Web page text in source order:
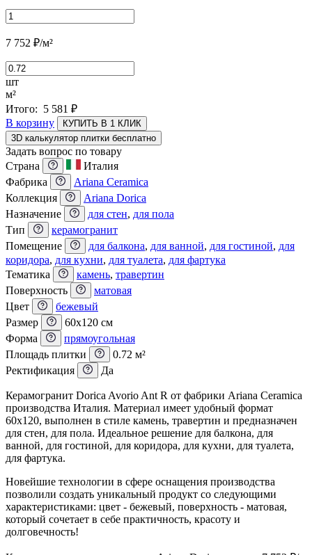
7 752 ₽/м²
шт
м²
Итого: 5 581 ₽
В корзину
КУПИТЬ В 1 КЛИК
3D калькулятор плитки бесплатно
Задать вопрос по товару
Страна
Италия
Фабрика
Ariana Ceramica
Коллекция
Ariana Dorica
Назначение
для стен, для пола
Тип
керамогранит
Помещение
для балкона, для ванной, для гостиной, для
коридора, для кухни, для туалета, для фартука
Тематика
камень, травертин
Поверхность
матовая
Цвет
бежевый
Размер
60x120 см
Форма
прямоугольная
Площадь плитки
0.72 м²
Ректификация
Да
Керамогранит Dorica Avorio Ant R от фабрики Ariana Ceramica
производства Италия. Материал имеет удобный формат
60x120, выполнен в стиле камень, травертин и предназначен
для стен, для пола. Идеальное решение для балкона, для
ванной, для гостиной, для коридора, для кухни, для туалета,
для фартука.
Новейшие технологии в сфере оснащения производства
позволили создать уникальный продукт со следующими
характеристиками: цвет - бежевый, поверхность - матовая,
который сочетает в себе практичность, красоту и
долговечность!